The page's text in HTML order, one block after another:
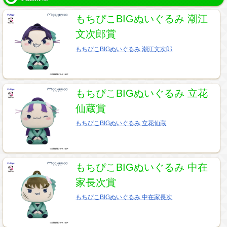
もちぴこBIGぬいぐるみ 潮江
文次郎賞
もちぴこBIGぬいぐるみ 潮江文次郎
もちぴこBIGぬいぐるみ 立花
仙蔵賞
もちぴこBIGぬいぐるみ 立花仙蔵
もちぴこBIGぬいぐるみ 中在
家長次賞
もちぴこBIGぬいぐるみ 中在家長次